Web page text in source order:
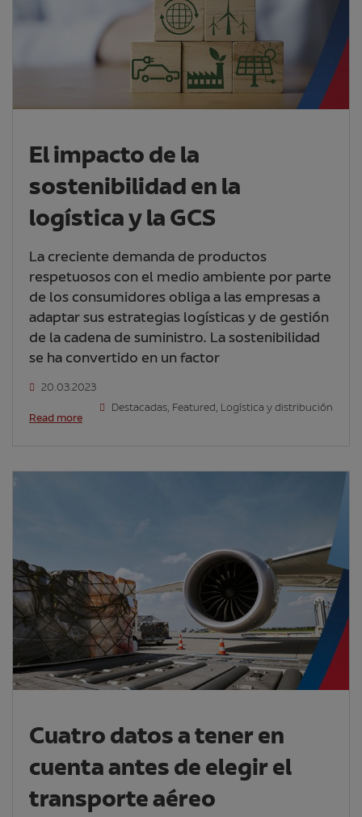
El impacto de la
sostenibilidad en la
logística y la GCS
La creciente demanda de productos
respetuosos con el medio ambiente por parte
de los consumidores obliga a las empresas a
adaptar sus estrategias logísticas y de gestión
de la cadena de suministro. La sostenibilidad
se ha convertido en un factor
20.03.2023
Destacadas, Featured, Logística y distribución
Read more
Cuatro datos a tener en
cuenta antes de elegir el
transporte aéreo